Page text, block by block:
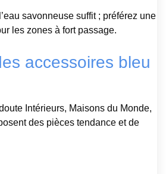
savonneuse suffit ; préférez une
les zones à fort passage.
accessoires bleu
Intérieurs, Maisons du Monde,
des pièces tendance et de